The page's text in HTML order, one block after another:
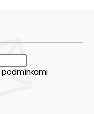
podmínkami